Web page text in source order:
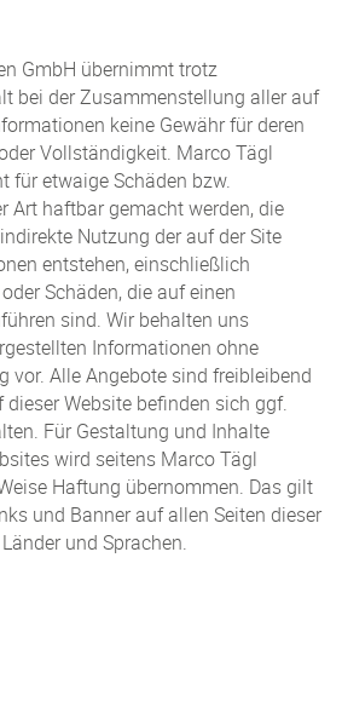
GmbH übernimmt trotz
bei der Zusammenstellung aller auf
keine Gewähr für deren
Vollständigkeit. Marco Tägl
für etwaige Schäden bzw.
Art haftbar gemacht werden, die
Nutzung der auf der Site
entstehen, einschließlich
Schäden, die auf einen
sind. Wir behalten uns
Informationen ohne
vor. Alle Angebote sind freibleibend
Website befinden sich ggf.
Für Gestaltung und Inhalte
wird seitens Marco Tägl
Haftung übernommen. Das gilt
und Banner auf allen Seiten dieser
und Sprachen.